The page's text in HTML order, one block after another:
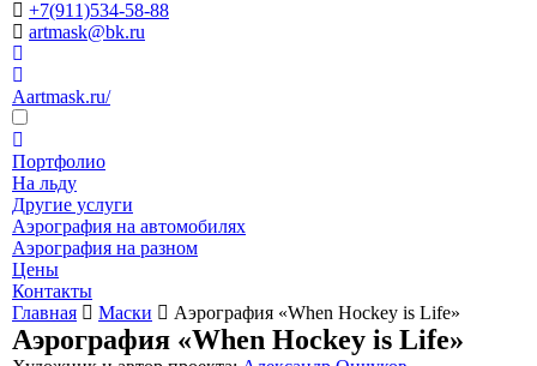
+7(911)534-58-88
artmask@bk.ru
Aartmask.ru/
Портфолио
На льду
Другие услуги
Аэрография на автомобилях
Аэрография на разном
Цены
Контакты
Главная
Маски Аэрография «When Hockey is Life»
Аэрография «When Hockey is Life»